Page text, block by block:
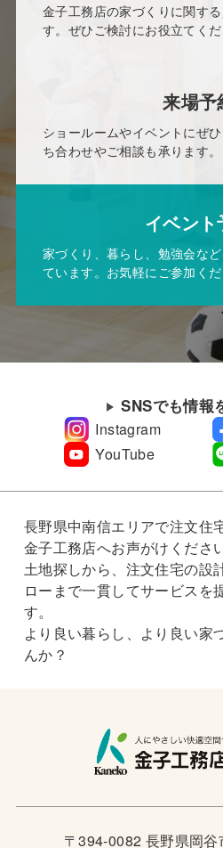
金子工務店の家づくりに関す
す。ぜひご検討にお役立てくだ
来場予
ショールームやイベントにぜ
ち合わせやご相談も承ります。
イベント
家づくり、暮らし、勉強会な
ています。お気軽にご参加くだ
SNSでも情報
Instagram
YouTube
長野県中南信エリアで注文住
金子工務店へお声がけください
土地探しから、注文住宅の設
ローまで一貫してサービスを
す。
より良い暮らし、より良い家
んか？
〒394-0082 長野県岡